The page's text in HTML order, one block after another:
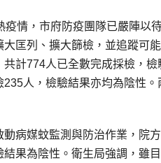
情，市府防疫團隊已嚴陣以
匡列、擴大篩檢，並追蹤可
計774人已全數完成採檢，
人，檢驗結果亦均為陰性
病媒蚊監測與防治作業，院
果為陰性。衛生局強調，雖